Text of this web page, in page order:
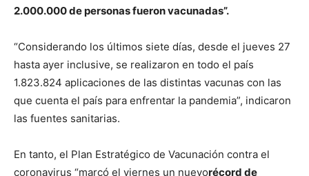
2.000.000 de personas fueron vacunadas”.
“Considerando los últimos siete días, desde el jueves 27
hasta ayer inclusive, se realizaron en todo el país
1.823.824 aplicaciones de las distintas vacunas con las
que cuenta el país para enfrentar la pandemia”, indicaron
las fuentes sanitarias.
En tanto, el Plan Estratégico de Vacunación contra el
coronavirus “marcó el viernes un nuevorécord de